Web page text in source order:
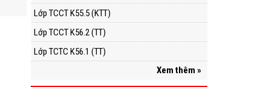
Lớp TCCT K55.5 (KTT)
Lớp TCCT K56.2 (TT)
Lớp TCTC K56.1 (TT)
Xem thêm »